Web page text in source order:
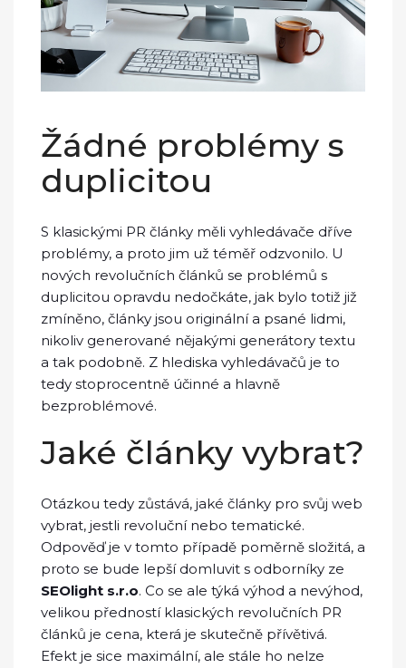
Žádné problémy s
duplicitou
S klasickými PR články měli vyhledávače dříve
problémy, a proto jim už téměř odzvonilo. U
nových revolučních článků se problémů s
duplicitou opravdu nedočkáte, jak bylo totiž již
zmíněno, články jsou originální a psané lidmi,
nikoliv generované nějakými generátory textu
a tak podobně. Z hlediska vyhledávačů je to
tedy stoprocentně účinné a hlavně
bezproblémové.
Jaké články vybrat?
Otázkou tedy zůstává, jaké články pro svůj web
vybrat, jestli revoluční nebo tematické.
Odpověď je v tomto případě poměrně složitá, a
proto se bude lepší domluvit s odborníky ze
SEOlight s.r.o. Co se ale týká výhod a nevýhod,
velikou předností klasických revolučních PR
článků je cena, která je skutečně přívětivá.
Efekt je sice maximální, ale stále ho nelze